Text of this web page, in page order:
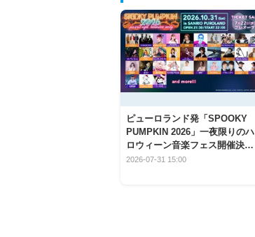
ピューロランド発「SPOOKY
PUMPKIN 2026」一夜限りのハ
ロウィーン音楽フェス開催決
定！
2026-07-31 15:00